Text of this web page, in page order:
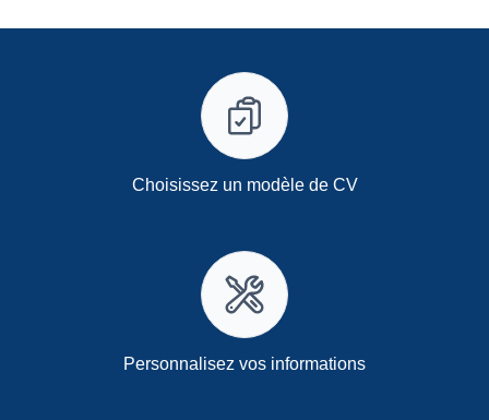
Choisissez un modèle de CV
Personnalisez vos informations